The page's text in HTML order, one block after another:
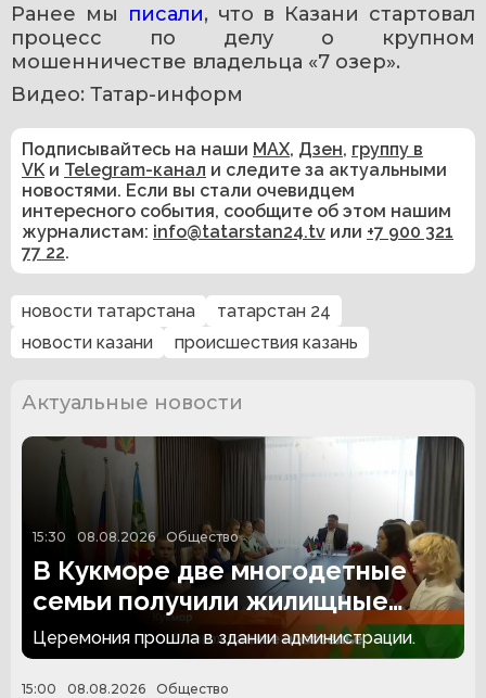
Ранее мы писали, что в Казани стартовал
процесс по делу о крупном
мошенничестве владельца «7 озер».
Видео: Татар-информ
Подписывайтесь на наши MAX, Дзен, группу в
VK и Telegram-канал и следите за актуальными
новостями. Если вы стали очевидцем
интересного события, сообщите об этом нашим
журналистам: info@tatarstan24.tv или +7 900 321
77 22.
новости татарстана
татарстан 24
новости казани
происшествия казань
Актуальные новости
15:30 08.08.2026 Общество
В Кукморе две многодетные
семьи получили жилищные
сертификаты
Церемония прошла в здании администрации.
15:00 08.08.2026 Общество